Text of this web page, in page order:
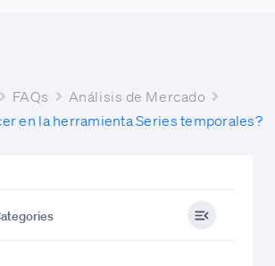
FAQs
Análisis de Mercado
en la herramienta Series temporales?